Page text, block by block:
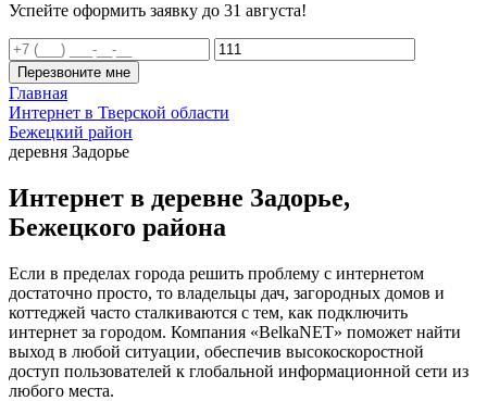
Успейте оформить заявку до 31 августа!
Перезвоните мне
Главная
Интернет в Тверской области
Бежецкий район
деревня Задорье
Интернет в деревне Задорье,
Бежецкого района
Если в пределах города решить проблему с интернетом
достаточно просто, то владельцы дач, загородных домов и
коттеджей часто сталкиваются с тем, как подключить
интернет за городом. Компания «BelkaNET» поможет найти
выход в любой ситуации, обеспечив высокоскоростной
доступ пользователей к глобальной информационной сети из
любого места.